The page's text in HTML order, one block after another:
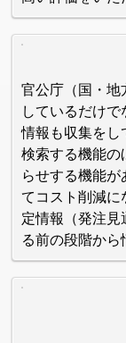
官公庁（国・地
しているだけ
情報も収集をし
検索する機能の
らせする機能
てコスト削減に
定情報（発注見
る前の段階から